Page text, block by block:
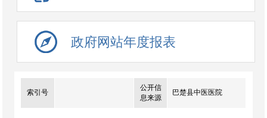
政府网站年度报表
索引号
公开信
息来源
巴楚县中医医院